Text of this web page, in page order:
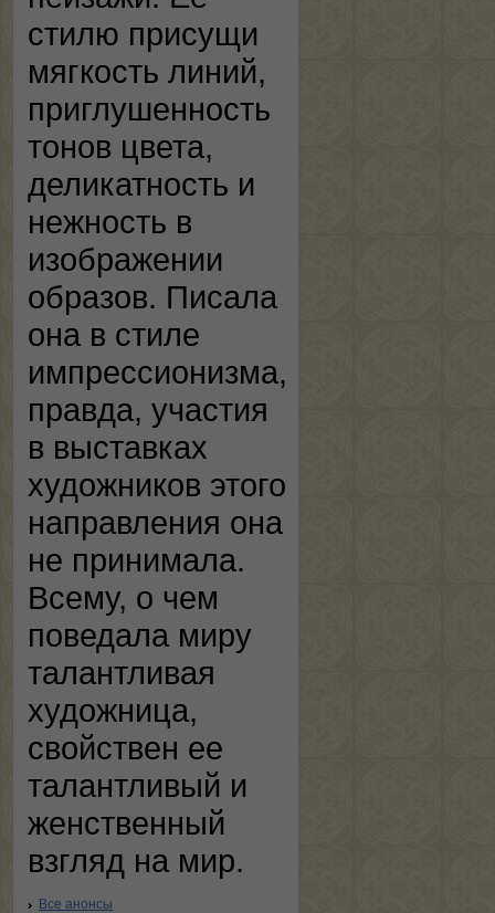
стилю присущи
мягкость линий,
приглушенность
тонов цвета,
деликатность и
нежность в
изображении
образов. Писала
она в стиле
импрессионизма,
правда, участия
в выставках
художников этого
направления она
не принимала.
Всему, о чем
поведала миру
талантливая
художница,
свойствен ее
талантливый и
женственный
взгляд на мир.
Все анонсы